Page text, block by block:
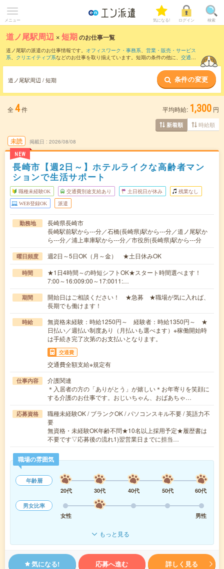
メニュー 気になる! ログイン 検索
道ノ尾駅周辺 ×短期のお仕事一覧
道ノ尾駅の派遣のお仕事情報です。 オフィスワーク・事務系、 営業・販売・サービス
系、 クリエイティブ系などのお仕事を取り揃えています。短期の条件の他に、 交通費
道ノ尾駅周辺 / 短期 条件の変更
全 4件 平均時給: 1,300 円
新着順 時給順
未読
NEW
掲載日 2026/08/08
長崎市【週2日～】ホテルライクな高齢者マン
ションで生活サポート
職種未経験OK 交通費別途支給あり 土日祝日が休み 残業なし
WEB登録OK 派遣
勤務地
長崎県長崎市
長崎駅前駅から---分／石橋(長崎県)駅から---分／道ノ尾駅か
ら---分／浦上車庫駅から---分／市役所(長崎県)駅から---分
曜日頻度 週2日～5日OK（月～金） ★土日休みOK
時間
★1日4時間～の時短シフトOK★スタート時間選べます！
7:00～16:009:00～17:0011:…
期間
開始日はご相談ください！ ★急募 ★職場が気に入れば、
長期でも働けます！
時給
無資格未経験：時給1250円～ 経験者：時給1350円～ ★
日払い／週払い制度あり（月払いも選べます）※稼働開始時
は手続き完了次第のお支払いとなります。
交通費
交通費全額支給※規定有
仕事内容
介護関連
＊入居者の方の「ありがとう」が嬉しい＊お年寄りを笑顔に
する介護のお仕事です。おじいちゃん、おばあちゃ…
応募資格
職種未経験OK / ブランクOK / パソコンスキル不要 / 英語力不
要
無資格・未経験OK年齢不問★10名以上採用予定★履歴書は
不要です▽応募後の流れ1)翌営業日までに担当…
職場の雰囲気
年齢層
20代
30代 40代 50代
60代
男女比率
女性
男性
もっと見る
気になる! 応募へ進む 詳しく見る